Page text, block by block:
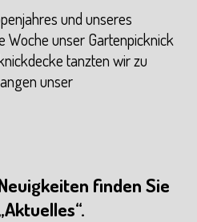
und unseres
Woche unser Gartenpicknick
tanzten wir zu
unser
finden Sie